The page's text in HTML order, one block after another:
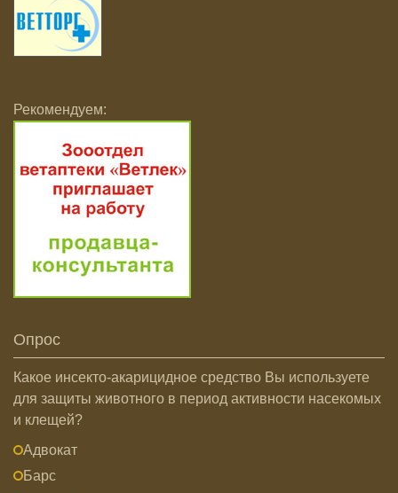
Рекомендуем:
Опрос
Какое инсекто-акарицидное средство Вы используете
для защиты животного в период активности насекомых
и клещей?
Адвокат
Барс